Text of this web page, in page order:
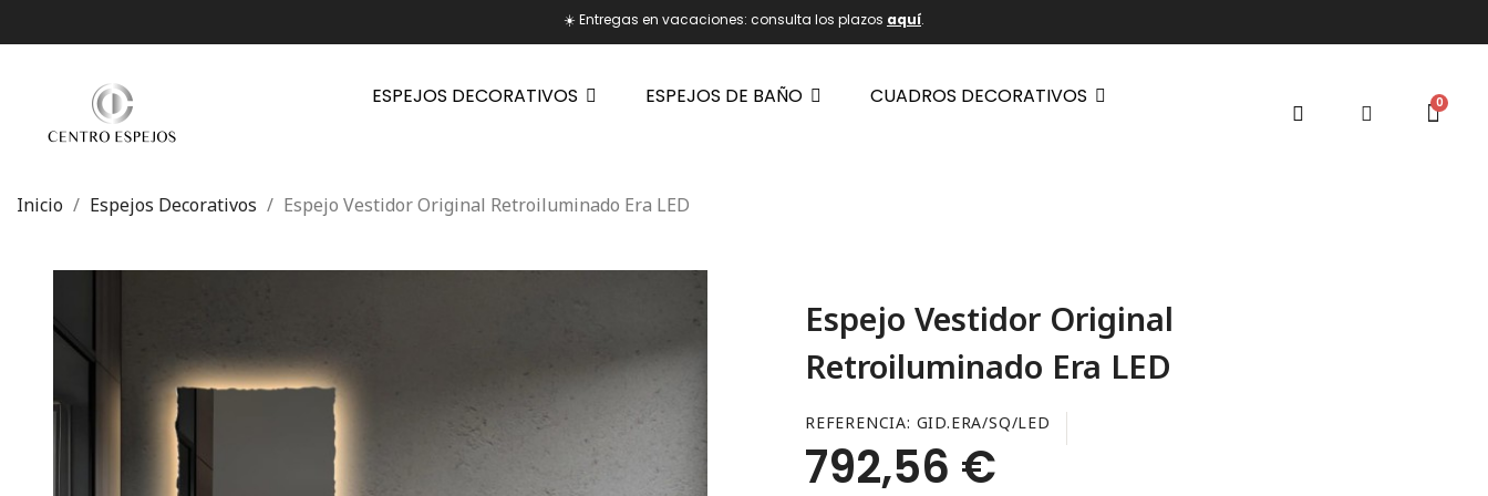
☀️ Entregas en vacaciones: consulta los plazos aquí.
ESPEJOS DECORATIVOS ESPEJOS DE BAÑO CUADROS DECORATIVOS
Inicio Espejos Decorativos Espejo Vestidor Original Retroiluminado Era LED
Espejo Vestidor Original
Retroiluminado Era LED
REFERENCIA GID.ERA/SQ/LED
792,56 €